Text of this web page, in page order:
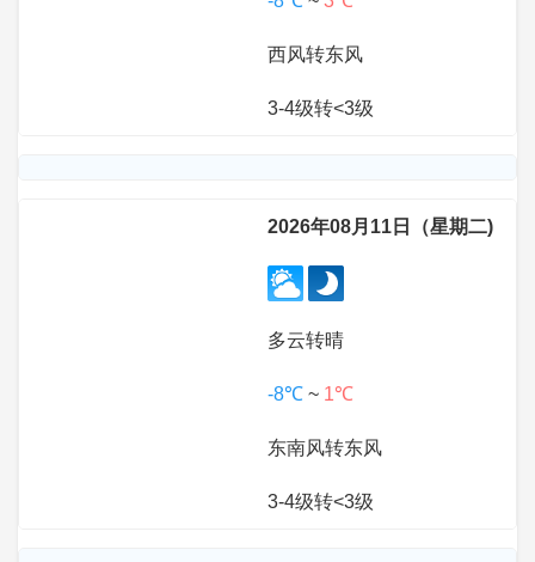
西风转东风
3-4级转<3级
2026年08月11日（星期二)
多云转晴
-8℃ ~ 1℃
东南风转东风
3-4级转<3级